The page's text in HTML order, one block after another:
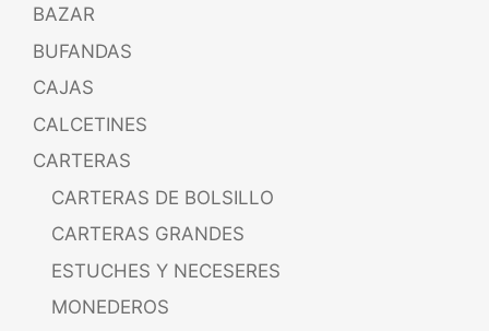
BAZAR
BUFANDAS
CAJAS
CALCETINES
CARTERAS
CARTERAS DE BOLSILLO
CARTERAS GRANDES
ESTUCHES Y NECESERES
MONEDEROS